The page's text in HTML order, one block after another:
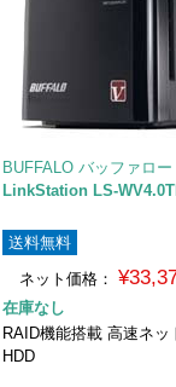
BUFFALO バッファロー
LinkStation LS-
送料無料
ネット価格：
在庫なし
RAID機能搭載 高速ネッ
HDD